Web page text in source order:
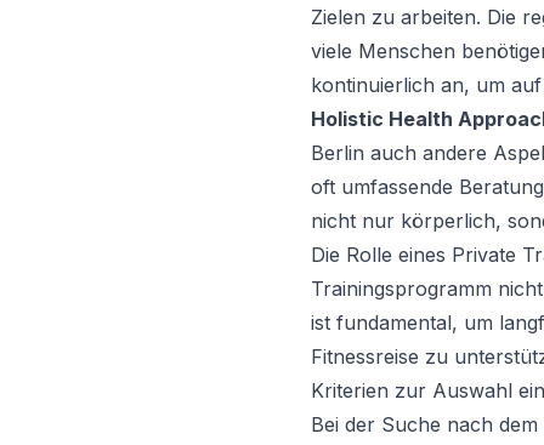
Zielen zu arbeiten. Die
viele Menschen
kontinuierlich an, um
Holistic Health
Berlin auch andere
oft umfassende
nicht nur körperlich,
Die Rolle eines Private
Trainingsprogramm
ist fundamental, um
Fitnessreise zu
Kriterien zur Auswahl
Bei der Suche nach